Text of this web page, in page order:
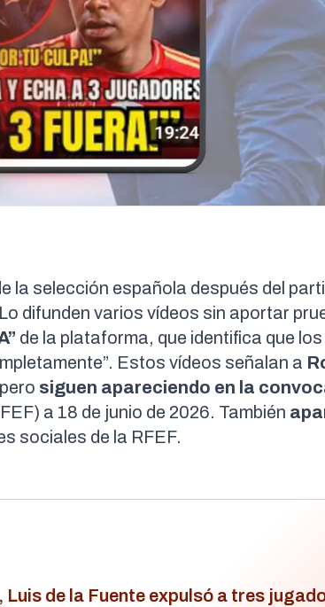
la selección española después del
difunden varios vídeos sin aportar
de la plataforma, que identifica que
Estos vídeos señalan a
siguen apareciendo en la
a 18 de junio de 2026. También
sociales de la RFEF.
de la Fuente expulsó a tres